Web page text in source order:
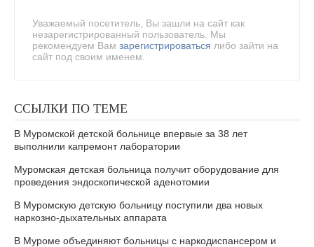
Уважаемый посетитель, Вы зашли на сайт как
незарегистрированный пользователь. Мы
рекомендуем Вам зарегистрироваться либо зайти на
сайт под своим именем.
ССЫЛКИ ПО ТЕМЕ
В Муромской детской больнице впервые за 38 лет
выполнили капремонт лаборатории
Муромская детская больница получит оборудование для
проведения эндоскопической аденотомии
В Муромскую детскую больницу поступили два новых
наркозно-дыхательных аппарата
В Муроме объединяют больницы с наркодиспансером и